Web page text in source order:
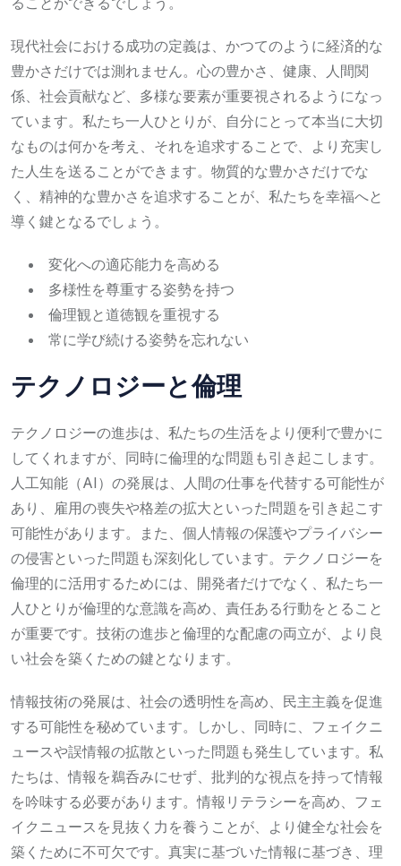
現代社会における成功の定義は、かつてのように経済的な
豊かさだけでは測れません。心の豊かさ、健康、人間関
係、社会貢献など、多様な要素が重要視されるようになっ
ています。私たち一人ひとりが、自分にとって本当に大切
なものは何かを考え、それを追求することで、より充実し
た人生を送ることができます。物質的な豊かさだけでな
く、精神的な豊かさを追求することが、私たちを幸福へと
導く鍵となるでしょう。
変化への適応能力を高める
多様性を尊重する姿勢を持つ
倫理観と道徳観を重視する
常に学び続ける姿勢を忘れない
テクノロジーと倫理
テクノロジーの進歩は、私たちの生活をより便利で豊かに
してくれますが、同時に倫理的な問題も引き起こします。
人工知能（AI）の発展は、人間の仕事を代替する可能性が
あり、雇用の喪失や格差の拡大といった問題を引き起こす
可能性があります。また、個人情報の保護やプライバシー
の侵害といった問題も深刻化しています。テクノロジーを
倫理的に活用するためには、開発者だけでなく、私たち一
人ひとりが倫理的な意識を高め、責任ある行動をとること
が重要です。技術の進歩と倫理的な配慮の両立が、より良
い社会を築くための鍵となります。
情報技術の発展は、社会の透明性を高め、民主主義を促進
する可能性を秘めています。しかし、同時に、フェイクニ
ュースや誤情報の拡散といった問題も発生しています。私
たちは、情報を鵜呑みにせず、批判的な視点を持って情報
を吟味する必要があります。情報リテラシーを高め、フェ
イクニュースを見抜く力を養うことが、より健全な社会を
築くために不可欠です。真実に基づいた情報に基づき、理